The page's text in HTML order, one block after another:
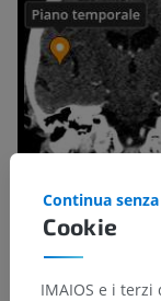
Cookie
Continua
IMAIOS e i terzi